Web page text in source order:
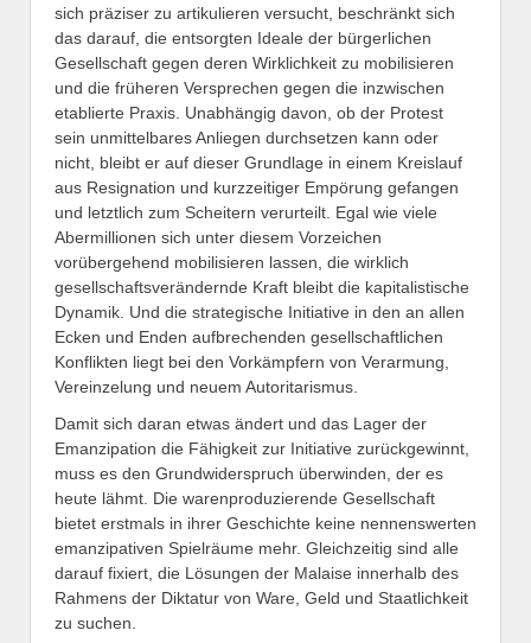
sich präziser zu artikulieren versucht, beschränkt sich
das darauf, die entsorgten Ideale der bürgerlichen
Gesellschaft gegen deren Wirklichkeit zu mobilisieren
und die früheren Versprechen gegen die inzwischen
etablierte Praxis. Unabhängig davon, ob der Protest
sein unmittelbares Anliegen durchsetzen kann oder
nicht, bleibt er auf dieser Grundlage in einem Kreislauf
aus Resignation und kurzzeitiger Empörung gefangen
und letztlich zum Scheitern verurteilt. Egal wie viele
Abermillionen sich unter diesem Vorzeichen
vorübergehend mobilisieren lassen, die wirklich
gesellschaftsverändernde Kraft bleibt die kapitalistische
Dynamik. Und die strategische Initiative in den an allen
Ecken und Enden aufbrechenden gesellschaftlichen
Konflikten liegt bei den Vorkämpfern von Verarmung,
Vereinzelung und neuem Autoritarismus.
Damit sich daran etwas ändert und das Lager der
Emanzipation die Fähigkeit zur Initiative zurückgewinnt,
muss es den Grundwiderspruch überwinden, der es
heute lähmt. Die warenproduzierende Gesellschaft
bietet erstmals in ihrer Geschichte keine nennenswerten
emanzipativen Spielräume mehr. Gleichzeitig sind alle
darauf fixiert, die Lösungen der Malaise innerhalb des
Rahmens der Diktatur von Ware, Geld und Staatlichkeit
zu suchen.